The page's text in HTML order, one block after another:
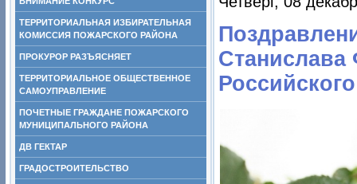
ТЕРРИТОРИАЛЬНАЯ ИЗБИРАТЕЛЬНАЯ
КОМИССИЯ ПОЖАРСКОГО РАЙОНА
ПРОКУРОР РАЗЪЯСНЯЕТ
ТЕРРИТОРИАЛЬНОЕ ОБЩЕСТВЕННОЕ
САМОУПРАВЛЕНИЕ
ПОЧЕТНЫЕ ГРАЖДАНЕ ПОЖАРСКОГО
МУНИЦИПАЛЬНОГО РАЙОНА
ДВ ГЕКТАР
ГРАДОСТРОИТЕЛЬСТВО
Станислава